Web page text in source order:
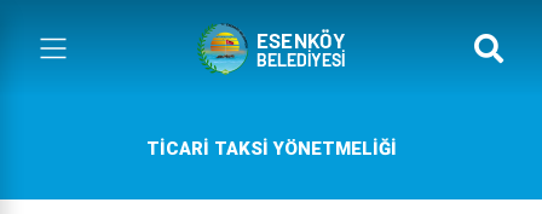
TICARI TAKSI YÖNETMELIĞI